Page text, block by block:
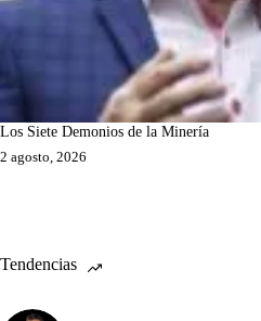
Los Siete Demonios de la Minería
2 agosto, 2026
Tendencias